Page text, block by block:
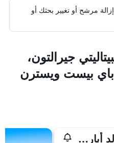
مرشح أو تغيير بحثك أو
جيرالتون،
بيست ويسترن
ذا جيرالد أبارتمنت هوتل